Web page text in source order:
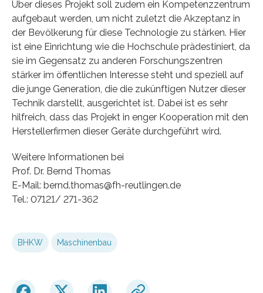
Über dieses Projekt soll zudem ein Kompetenzzentrum
aufgebaut werden, um nicht zuletzt die Akzeptanz in
der Bevölkerung für diese Technologie zu stärken. Hier
ist eine Einrichtung wie die Hochschule prädestiniert, da
sie im Gegensatz zu anderen Forschungszentren
stärker im öffentlichen Interesse steht und speziell auf
die junge Generation, die die zukünftigen Nutzer dieser
Technik darstellt, ausgerichtet ist. Dabei ist es sehr
hilfreich, dass das Projekt in enger Kooperation mit den
Herstellerfirmen dieser Geräte durchgeführt wird.
Weitere Informationen bei
Prof. Dr. Bernd Thomas
E-Mail: bernd.thomas@fh-reutlingen.de
Tel.: 07121/ 271-362
BHKW Maschinenbau